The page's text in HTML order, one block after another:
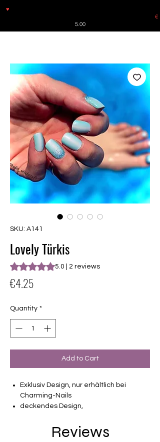
♥
€
5.00
SKU: A141
Lovely Türkis
Rating is 5.0 out of five stars based on 2
5.0 | 2 reviews
€4.25
Quantity *
Add to Cart
Exklusiv Design, nur erhältlich bei
Charming-Nails
deckendes Design,
von unterschiedlicher Grösse (8.4mm –
Reviews